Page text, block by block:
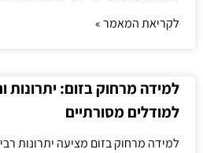
לקריאת המאמר »
למידה מרחוק בזום: יתרונות
למודלים מסורתיים
למידה מרחוק בזום מציעה יתרונות